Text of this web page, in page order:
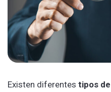
Existen diferentes tipos